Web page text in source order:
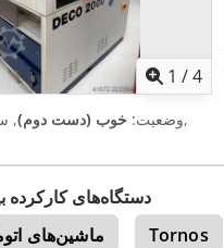
1 /4
وضعیت: خوب (دست دوم), ,
دستگاه‌های کارکرده
ماشین‌های
Tornos